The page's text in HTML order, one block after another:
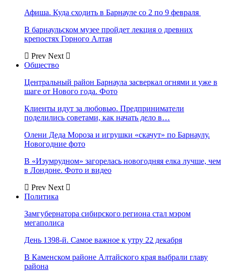
Афиша. Куда сходить в Барнауле со 2 по 9 февраля
В барнаульском музее пройдет лекция о древних
крепостях Горного Алтая
Prev Next
Общество
Центральный район Барнаула засверкал огнями и уже в
шаге от Нового года. Фото
Клиенты идут за любовью. Предприниматели
поделились советами, как начать дело в…
Олени Деда Мороза и игрушки «скачут» по Барнаулу.
Новогодние фото
В «Изумрудном» загорелась новогодняя елка лучше, чем
в Лондоне. Фото и видео
Prev Next
Политика
Замгубернатора сибирского региона стал мэром
мегаполиса
День 1398-й. Самое важное к утру 22 декабря
В Каменском районе Алтайского края выбрали главу
района